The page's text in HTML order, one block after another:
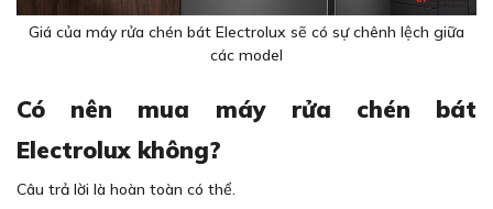
Giá của máy rửa chén bát Electrolux sẽ có sự chênh lệch giữa
các model
Có nên mua máy rửa chén bát
Electrolux không?
Câu trả lời là hoàn toàn có thể.